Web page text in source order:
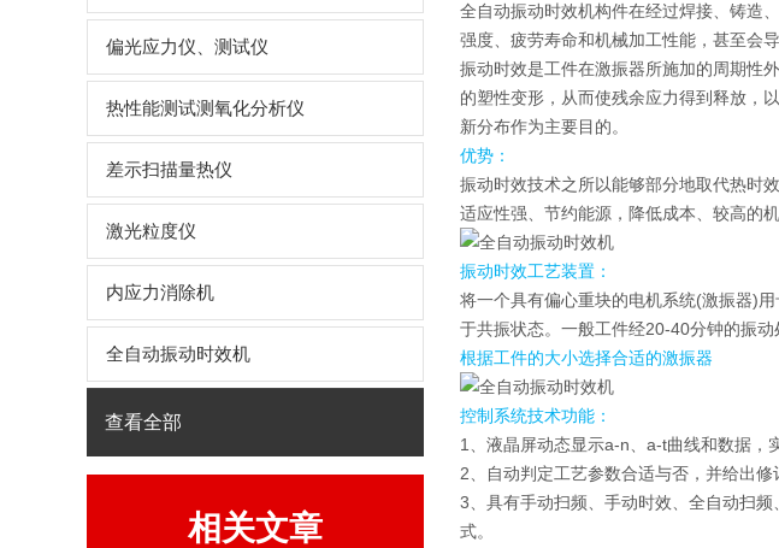
偏光应力仪、测试仪
热性能测试测氧化分析仪
差示扫描量热仪
激光粒度仪
内应力消除机
全自动振动时效机
查看全部
相关文章
全自动振动时效机构件在经过焊接、铸造
强度、疲劳寿命和机械加工性能，甚至会
振动时效是工件在激振器所施加的周期性
的塑性变形，从而使残余应力得到释放，
新分布作为主要目的。
优势：
振动时效技术之所以能够部分地取代热时
适应性强、节约能源，降低成本、较高的
振动时效工艺装置：
将一个具有偏心重块的电机系统(激振器)
于共振状态。一般工件经20-40分钟的振动
根据工件的大小选择合适的激振器
控制系统技术功能：
1、液晶屏动态显示a-n、a-t曲线和数据，
2、自动判定工艺参数合适与否，并给出修
3、具有手动扫频、手动时效、全自动扫
式。